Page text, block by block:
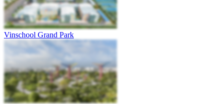
Vinschool Grand Park